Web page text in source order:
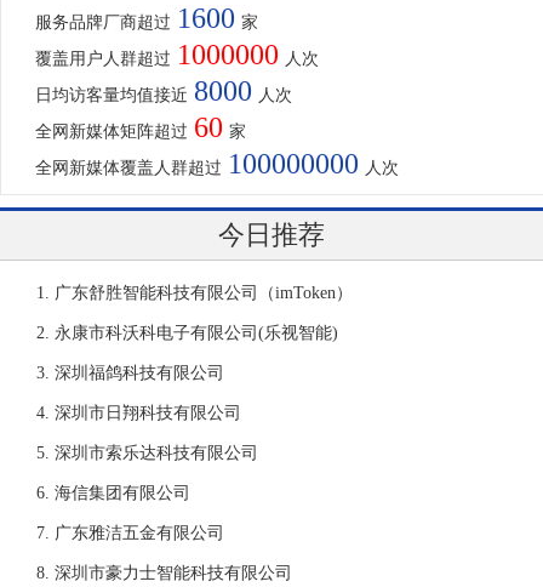
服务品牌厂商超过 1600 家
覆盖用户人群超过 1000000 人次
日均访客量均值接近 8000 人次
全网新媒体矩阵超过 60 家
全网新媒体覆盖人群超过 100000000 人次
今日推荐
广东舒胜智能科技有限公司（imToken）
永康市科沃科电子有限公司(乐视智能)
深圳福鸽科技有限公司
深圳市日翔科技有限公司
深圳市索乐达科技有限公司
海信集团有限公司
广东雅洁五金有限公司
深圳市豪力士智能科技有限公司